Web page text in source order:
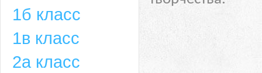
1б класс
1в класс
2а класс